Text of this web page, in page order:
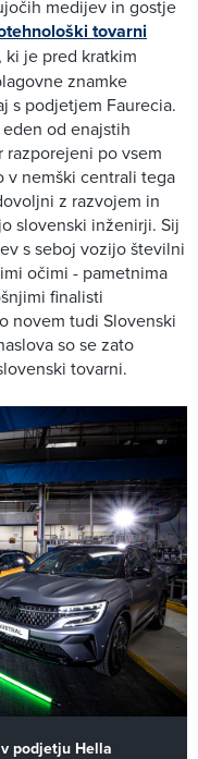
medijev in gostje
tovarni
, ki je pred kratkim
znamke
s podjetjem Faurecia.
od enajstih
po vsem
v nemški centrali tega
z razvojem in
slovenski inženirji. Sij
s seboj vozijo številni
očimi - pametnima
finalisti
novem tudi Slovenski
so se zato
tovarni.
podjetju Hella